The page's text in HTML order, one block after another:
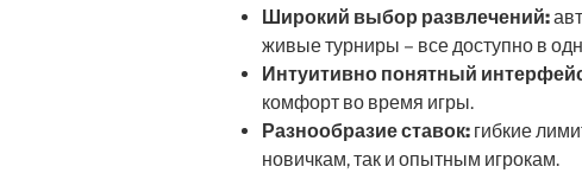
Широкий выбор развлечений:
живые турниры – все доступно в
Интуитивно понятный
комфорт во время игры.
Разнообразие ставок: гибкие
новичкам, так и опытным игрокам.